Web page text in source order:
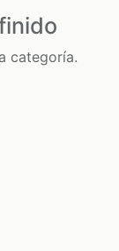
categoría.